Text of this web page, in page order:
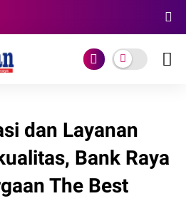
dan Layanan
Bank Raya
The Best